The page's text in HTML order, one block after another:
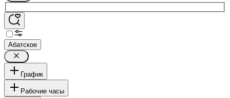
Абатское
График
Рабочие часы